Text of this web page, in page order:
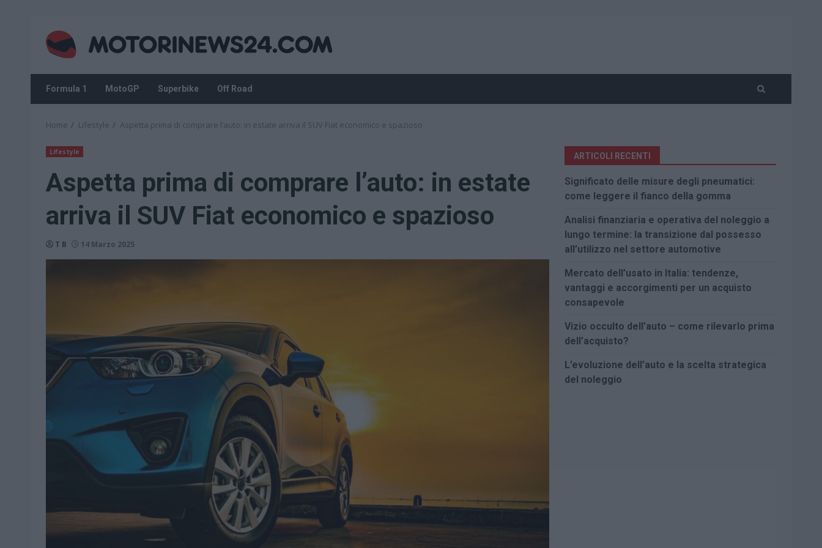
content
Formula 1 MotoGP Superbike Off Road
Home Lifestyle Aspetta prima di comprare l’auto: in estate arriva il SUV Fiat economico e spazioso
Lifestyle
Aspetta prima di comprare l’auto: in estate
arriva il SUV Fiat economico e spazioso
T B 14 Marzo 2025
ARTICOLI RECENTI
Significato delle misure degli pneumatici:
come leggere il fianco della gomma
Analisi finanziaria e operativa del noleggio a
lungo termine: la transizione dal possesso
all’utilizzo nel settore automotive
Mercato dell’usato in Italia: tendenze,
vantaggi e accorgimenti per un acquisto
consapevole
Vizio occulto dell’auto – come rilevarlo prima
dell’acquisto?
L’evoluzione dell’auto e la scelta strategica
del noleggio